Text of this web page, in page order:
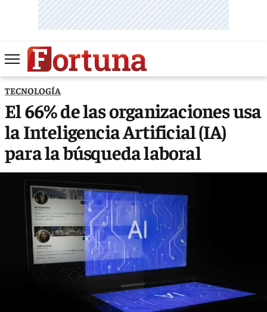
TECNOLOGÍA
El 66% de las organizaciones usa
la Inteligencia Artificial (IA)
para la búsqueda laboral